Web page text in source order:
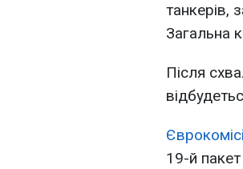
танкерів,
Загальна
Після
19-й